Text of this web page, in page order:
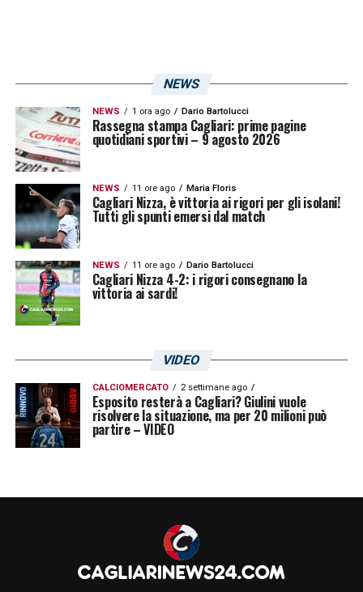
NEWS
NEWS 1 ora ago Dario Bartolucci
Rassegna stampa Cagliari: prime pagine
quotidiani sportivi – 9 agosto 2026
NEWS 11 ore ago Maria Floris
Cagliari Nizza, è vittoria ai rigori per gli isolani!
Tutti gli spunti emersi dal match
NEWS 11 ore ago Dario Bartolucci
Cagliari Nizza 4-2: i rigori consegnano la
vittoria ai sardi!
VIDEO
CALCIOMERCATO 2 settimane ago
Esposito resterà a Cagliari? Giulini vuole
risolvere la situazione, ma per 20 milioni può
partire – VIDEO